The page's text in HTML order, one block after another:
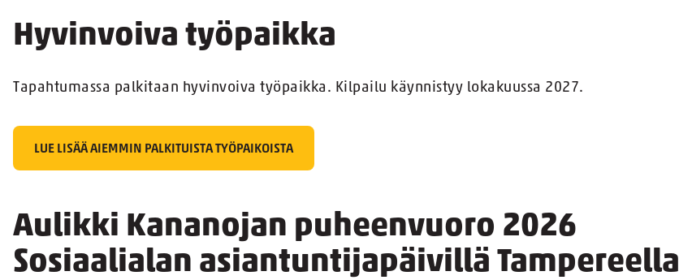
Hyvinvoiva työpaikka
Tapahtumassa palkitaan hyvinvoiva työpaikka. Kilpailu käynnistyy lokakuussa 2027.
LUE LISÄÄ AIEMMIN PALKITUISTA TYÖPAIKOISTA
Aulikki Kananojan puheenvuoro 2026
Sosiaalialan asiantuntijapäivillä Tampereella